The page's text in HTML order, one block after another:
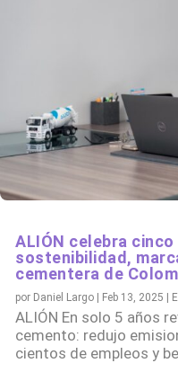
ALIÓN celebra
sostenibilidad,
cementera de
por Daniel Largo | Feb 13, 2025 |
ALIÓN En solo 5 años
cemento: redujo
cientos de empleos y